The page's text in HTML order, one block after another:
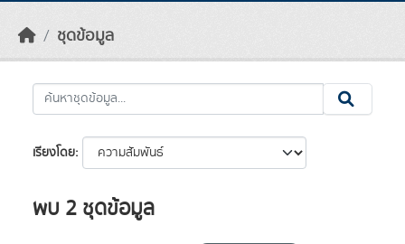
ชุดข้อมูล
เรียงโดย
พบ 2 ชุดข้อมูล